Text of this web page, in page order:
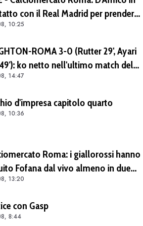
con il Real Madrid per prendere
in prestito con diritto di riscatto.
10:25
ROMA 3-0 (Rutter 29', Ayari
ko netto nell'ultimo match del
(FOTO e VIDEO)
14:47
d'impresa capitolo quarto
10:36
Roma: i giallorossi hanno
Fofana dal vivo almeno in due
Costa 40/45 milioni
13:20
con Gasp
8:44